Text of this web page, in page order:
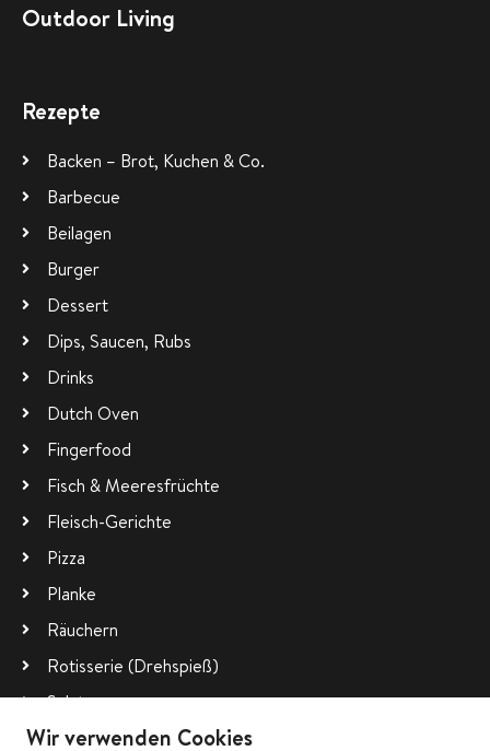
Outdoor Living
Rezepte
Backen – Brot, Kuchen & Co.
Barbecue
Beilagen
Burger
Dessert
Dips, Saucen, Rubs
Drinks
Dutch Oven
Fingerfood
Fisch & Meeresfrüchte
Fleisch-Gerichte
Pizza
Planke
Räuchern
Rotisserie (Drehspieß)
Salate
Vegetarisch
Wir verwenden Cookies